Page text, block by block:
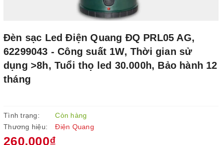
Đèn sạc Led Điện Quang ĐQ PRL05 AG,
62299043 - Công suất 1W, Thời gian sử
dụng >8h, Tuổi thọ led 30.000h, Bảo hành 12
tháng
Tình trạng:
Còn hàng
Thương hiệu:
Điện Quang
260.000₫